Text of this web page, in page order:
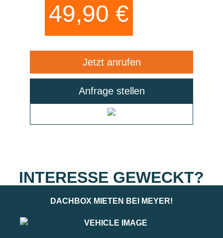
49,90 €
Jetzt anrufen
Anfrage stellen
INTERESSE GEWECKT?
DACHBOX MIETEN BEI MEYER!